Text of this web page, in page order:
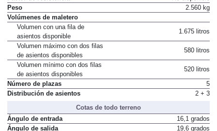
Factor de resistencia
No disponible
Peso
Volúmenes de maletero
Volumen con una fila de
asientos disponible
Volumen máximo con dos filas
de asientos disponibles
Volumen mínimo con dos filas
de asientos disponibles
Número de plazas
5
Cotas de todo terreno
Ángulo de entrada
16,1 grados